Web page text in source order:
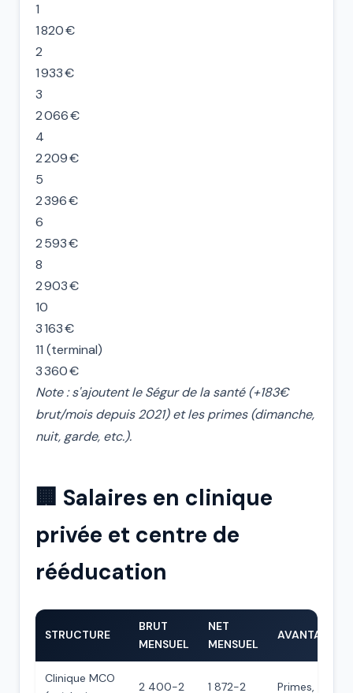
1
1 820 €
2
1 933 €
3
2 066 €
4
2 209 €
5
2 396 €
6
2 593 €
8
2 903 €
10
3 163 €
11 (terminal)
3 360 €
Note : s'ajoutent le Ségur de la santé (+183€
brut/mois depuis 2021) et les primes (dimanche,
nuit, garde, etc.).
🏢 Salaires en clinique
privée et centre de
rééducation
STRUCTURE
BRUT
MENSUEL
NET
MENSUEL
AVANTAGES
Clinique MCO
2 400-2 1 872-2 Primes,